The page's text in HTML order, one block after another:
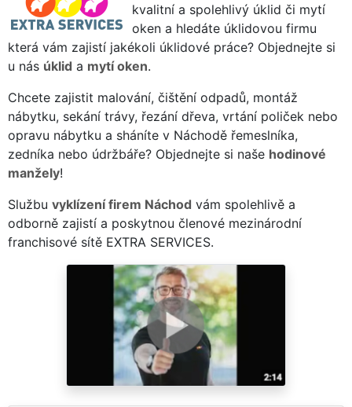
kvalitní a spolehlivý úklid či mytí
oken a hledáte úklidovou firmu
která vám zajistí jakékoli úklidové práce? Objednejte si
u nás úklid a mytí oken.
Chcete zajistit malování, čištění odpadů, montáž
nábytku, sekání trávy, řezání dřeva, vrtání poliček nebo
opravu nábytku a sháníte v Náchodě řemeslníka,
zedníka nebo údržbáře? Objednejte si naše hodinové
manžely!
Službu vyklízení firem Náchod vám spolehlivě a
odborně zajistí a poskytnou členové mezinárodní
franchisové sítě EXTRA SERVICES.